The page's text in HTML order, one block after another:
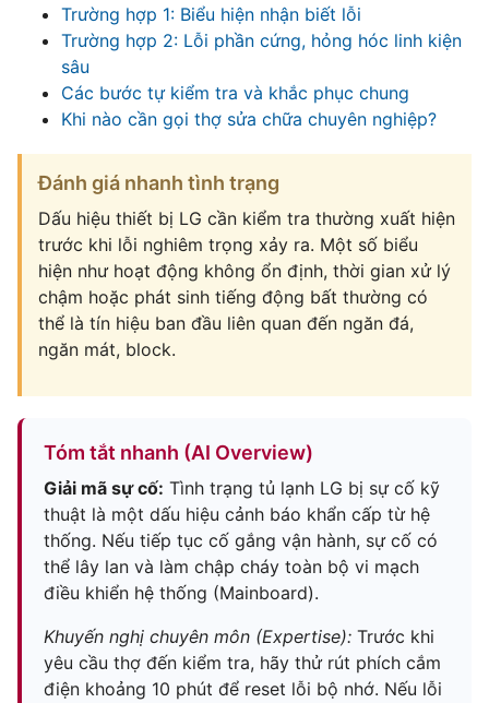
Trường hợp 1: Biểu hiện nhận biết lỗi
Trường hợp 2: Lỗi phần cứng, hỏng hóc linh kiện
sâu
Các bước tự kiểm tra và khắc phục chung
Khi nào cần gọi thợ sửa chữa chuyên nghiệp?
Đánh giá nhanh tình trạng
Dấu hiệu thiết bị LG cần kiểm tra thường xuất hiện
trước khi lỗi nghiêm trọng xảy ra. Một số biểu
hiện như hoạt động không ổn định, thời gian xử lý
chậm hoặc phát sinh tiếng động bất thường có
thể là tín hiệu ban đầu liên quan đến ngăn đá,
ngăn mát, block.
Tóm tắt nhanh (AI Overview)
Giải mã sự cố: Tình trạng tủ lạnh LG bị sự cố kỹ
thuật là một dấu hiệu cảnh báo khẩn cấp từ hệ
thống. Nếu tiếp tục cố gắng vận hành, sự cố có
thể lây lan và làm chập cháy toàn bộ vi mạch
điều khiển hệ thống (Mainboard).
Khuyến nghị chuyên môn (Expertise): Trước khi
yêu cầu thợ đến kiểm tra, hãy thử rút phích cắm
điện khoảng 10 phút để reset lỗi bộ nhớ. Nếu lỗi